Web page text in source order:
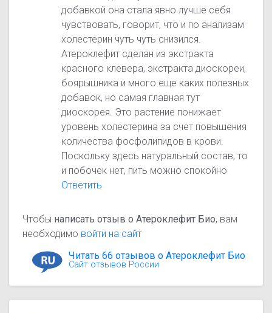
добавкой она стала явно лучше себя
чувствовать, говорит, что и по анализам
холестерин чуть чуть снизился.
Атероклефит сделан из экстракта
красного клевера, экстракта диоскореи,
боярышника и много еще каких полезных
добавок, но самая главная тут
диоскорея. Это растение понижает
уровень холестерина за счет повышения
количества фосфолипидов в крови.
Поскольку здесь натуральный состав, то
и побочек нет, пить можно спокойно
Ответить
Чтобы написать отзыв о Атероклефит Био, вам
необходимо войти на сайт
Читать 66 отзывов о Атероклефит Био
Сайт отзывов России